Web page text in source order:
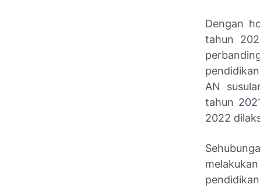
Dengan
tahun
AN
tahun
2022